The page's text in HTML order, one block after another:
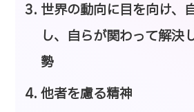
世界の動向に目を向け、
し、自らが関わって解決
勢
他者を慮る精神